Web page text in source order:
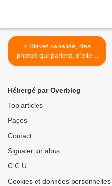
< Blavet canalisé, des
photos qui parlent, d'elles-
mêmes....
Hébergé par Overblog
Top articles
Pages
Contact
Signaler un abus
C.G.U.
Cookies et données personnelles